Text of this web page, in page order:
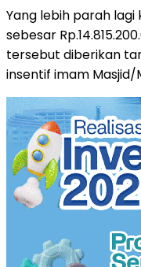
Yang lebih parah
sebesar
tersebut diberikan
insentif imam Masjid/